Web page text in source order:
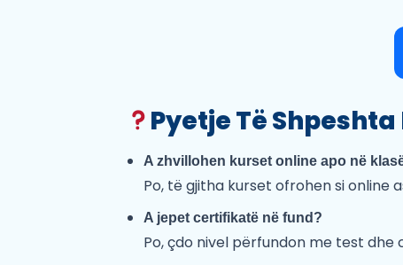
Pyetje Të
A zhvillohen kurset online apo në
Po, të gjitha kurset ofrohen si online
A jepet certifikatë në fund?
Po, çdo nivel përfundon me test dhe